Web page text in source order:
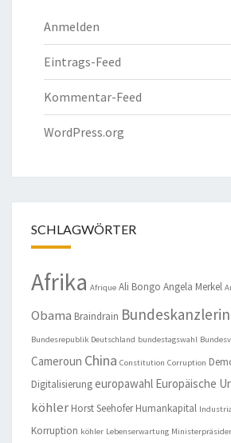
Anmelden
Eintrags-Feed
Kommentar-Feed
WordPress.org
SCHLAGWÖRTER
Afrika Afrique Ali Bongo Angela Merkel
Obama Braindrain Bundeskanzlerin
Bundesrepublik Deutschland bundestagswahl
Cameroun China Constitution Corruption
Digitalisierungeuropawahl Europäische
köhler Horst Seehofer Humankapital
Korruption köhler Lebenserwartung